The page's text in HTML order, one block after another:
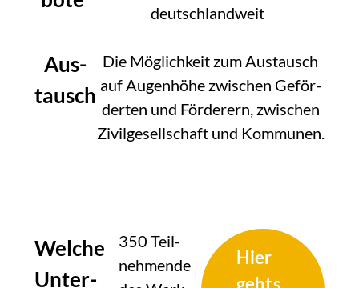
deutsch­land­weit
Aus­
tausch
Die Mög­lich­keit zum Aus­tausch
auf Augen­hö­he zwi­schen Geför­
der­ten und För­de­rern, zwi­schen
Zivil­ge­sell­schaft und Kom­mu­nen.
Wel­che
Unter­
350 Teil­
neh­men­de
Hier
gehts